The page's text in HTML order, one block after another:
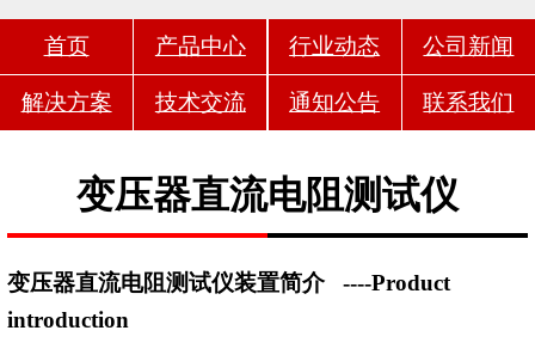
首页 产品中心 行业动态 公司新闻
解决方案 技术交流 通知公告 联系我们
变压器直流电阻测试仪
变压器直流电阻测试仪装置简介----Product
introduction